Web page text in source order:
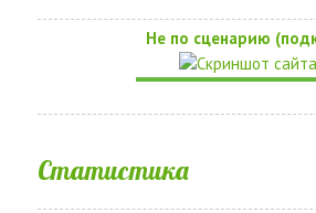
Не по сценарию
Статистика